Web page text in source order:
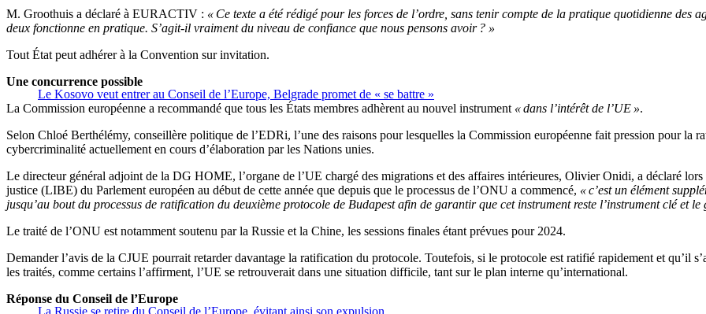
M. Groothuis a déclaré à EURACTIV : « Ce texte a été rédigé pour les forces de l’ordre, sans tenir compte de la pratique quotidienne des
deux fonctionne en pratique. S’agit-il vraiment du niveau de confiance que nous pensons avoir ? »
Tout État peut adhérer à la Convention sur invitation.
Le Kosovo veut entrer au Conseil de l’Europe, Belgrade promet de « se battre »
Une concurrence possible
La Commission européenne a recommandé que tous les États membres adhèrent au nouvel instrument « dans l’intérêt de l’UE ».
Selon Chloé Berthélémy, conseillère politique de l’EDRi, l’une des raisons pour lesquelles la Commission européenne fait pression pour la
cybercriminalité actuellement en cours d’élaboration par les Nations unies.
Le directeur général adjoint de la DG HOME, l’organe de l’UE chargé des migrations et des affaires intérieures, Olivier Onidi, a déclaré lors
justice (LIBE) du Parlement européen au début de cette année que depuis que le processus de l’ONU a commencé, « c’est un élément
jusqu’au bout du processus de ratification du deuxième protocole de Budapest afin de garantir que cet instrument reste l’instrument clé et le
Le traité de l’ONU est notamment soutenu par la Russie et la Chine, les sessions finales étant prévues pour 2024.
Demander l’avis de la CJUE pourrait retarder davantage la ratification du protocole. Toutefois, si le protocole est ratifié rapidement et qu’il
les traités, comme certains l’affirment, l’UE se retrouverait dans une situation difficile, tant sur le plan interne qu’international.
Réponse du Conseil de l’Europe